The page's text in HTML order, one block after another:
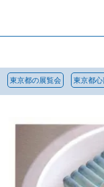
東京都の展覧会 東京都